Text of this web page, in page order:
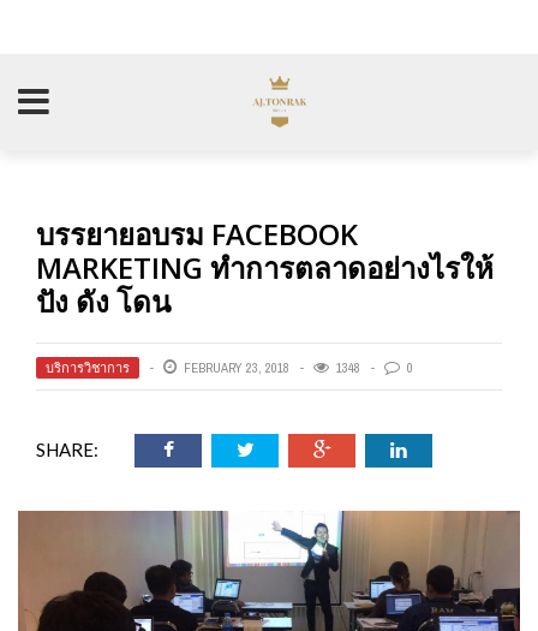
บรรยายอบรม FACEBOOK
MARKETING ทำการตลาดอย่างไรให้
ปัง ดัง โดน
บริการวิชาการ FEBRUARY 23, 2018 1348 0
SHARE: